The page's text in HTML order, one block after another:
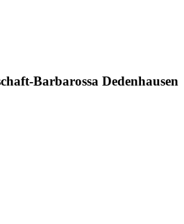
Barbarossa Dedenhausen